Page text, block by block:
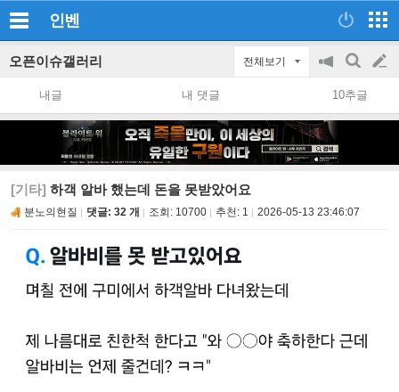
인벤
오픈이슈갤러리 전체보기
공
지
on/off
검
색
글
쓰
내글 내 댓글 10추글
[기타] 하객 알바 했는데 돈을 못받았어요
분노의현질 댓글: 32 개 조회: 10700 추천: 1 2026-05-13 23:46:07